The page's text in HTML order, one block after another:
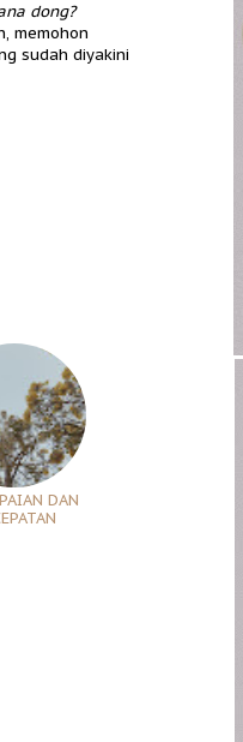
dong?
memohon
sudah diyakini
DAN